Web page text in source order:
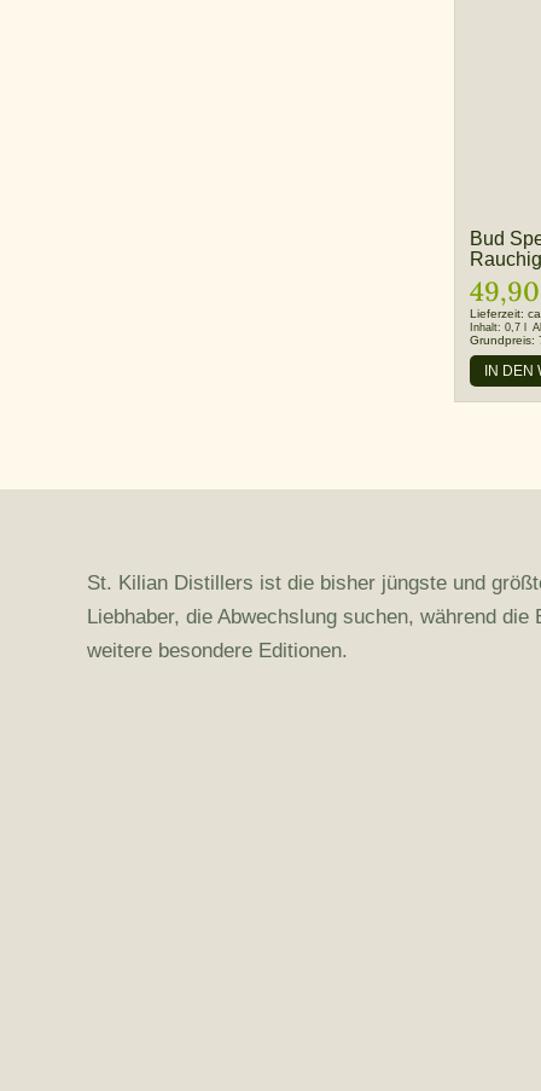
Bud
Rauchig
49,90
Lieferzeit:
Inhalt: 0,7 l
Grundpreis:
IN DEN
St. Kilian Distillers ist die bisher jüngste und
Liebhaber, die Abwechslung suchen, während
weitere besondere Editionen.